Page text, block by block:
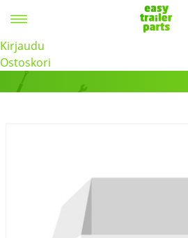
Kirjaudu
Ostoskori
Tuotteet